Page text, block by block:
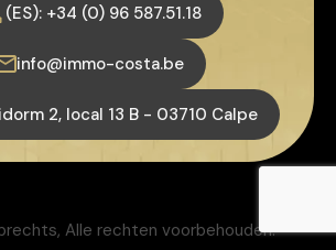
(ES): +34 (0) 96 587.51.18
info@immo-costa.be
2, local 13 B - 03710 Calpe
Alle rechten voorbehouden.